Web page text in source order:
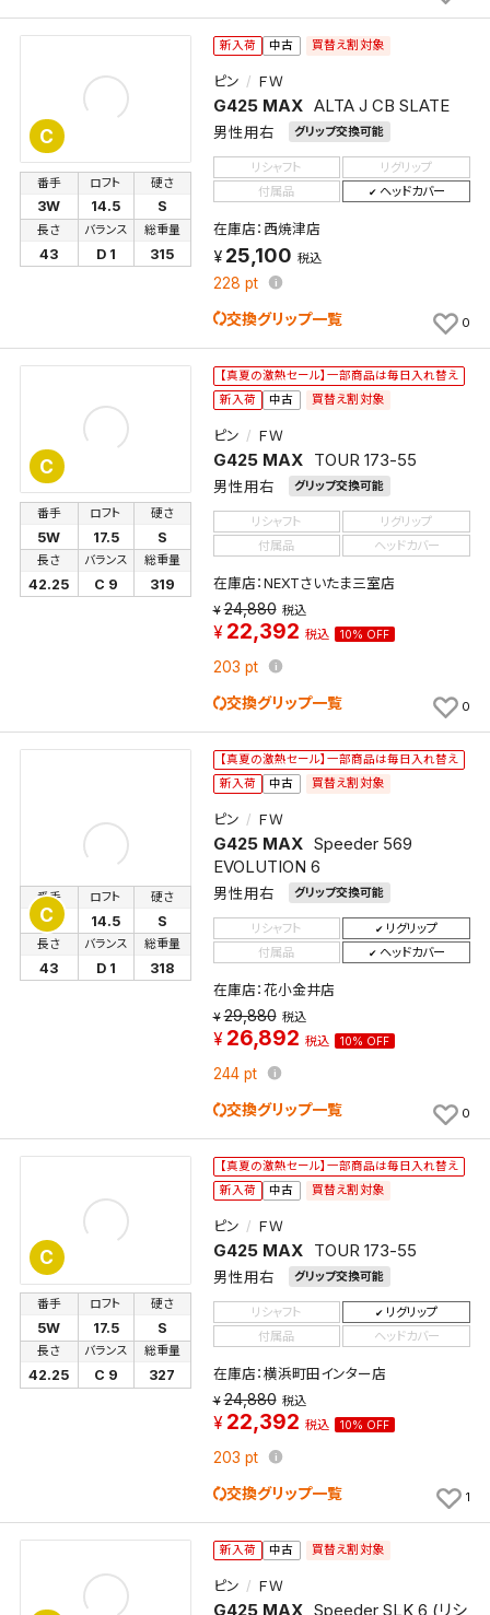
C
新入荷 中古 買替え割対象
ピン ＦＷ
G425 MAX ALTA J CB SLATE
男性用右 グリップ交換可能
番手
3W
ロフト
14.5
硬さ
S
長さ
43
バランス
D 1
総重量
315
リシャフト
リグリップ
付属品
ヘッドカバー
在庫店：西焼津店
25,100 税込
228 pt
交換グリップ一覧 0
C
【真夏の激熱セール】一部商品は毎日入れ替え
新入荷
中古 買替え割対象
ピン ＦＷ
G425 MAX TOUR 173-55
男性用右
グリップ交換可能
番手
5W
ロフト
17.5
硬さ
S
長さ
42.25
バランス
C 9
総重量
319
リシャフト
リグリップ
付属品
ヘッドカバー
在庫店：NEXTさいたま三室店
24,880 税込
22,392 税込 10% OFF
203 pt
交換グリップ一覧 0
C
【真夏の激熱セール】一部商品は毎日入れ替え
新入荷
中古 買替え割対象
ピン ＦＷ
G425 MAX Speeder 569
EVOLUTION 6
男性用右 グリップ交換可能
番手
3W
ロフト
14.5
硬さ
S
長さ
43
バランス
D 1
総重量
318
リシャフト
リグリップ
付属品
ヘッドカバー
在庫店：花小金井店
29,880 税込
26,892 税込 10% OFF
244 pt
交換グリップ一覧 0
C
【真夏の激熱セール】一部商品は毎日入れ替え
新入荷
中古 買替え割対象
ピン ＦＷ
G425 MAX TOUR 173-55
男性用右
グリップ交換可能
番手
5W
ロフト
17.5
硬さ
S
長さ
42.25
バランス
C 9
総重量
327
リシャフト
リグリップ
付属品
ヘッドカバー
在庫店：横浜町田インター店
24,880 税込
22,392 税込 10% OFF
203 pt
交換グリップ一覧 1
新入荷 中古 買替え割対象
ピン ＦＷ
G425 MAX Speeder SLK 6 (リシ